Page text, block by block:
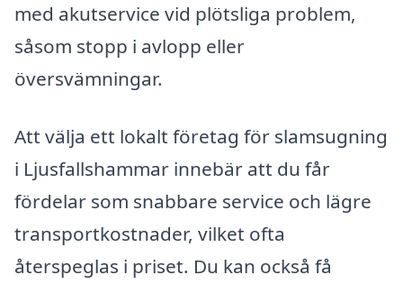
med akutservice vid plötsliga problem,
såsom stopp i avlopp eller
översvämningar.
Att välja ett lokalt företag för slamsugning
i Ljusfallshammar innebär att du får
fördelar som snabbare service och lägre
transportkostnader, vilket ofta
återspeglas i priset. Du kan också få